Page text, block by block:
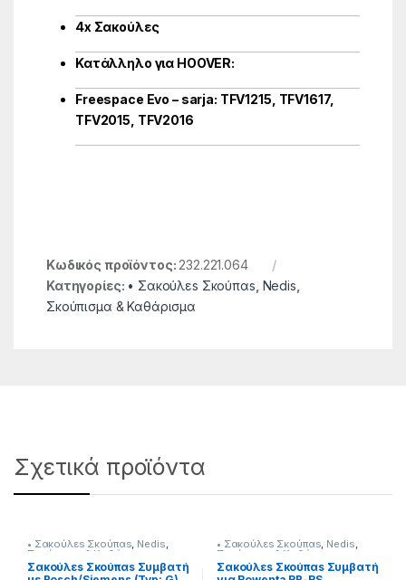
4x Σακούλες
Κατάλληλο για HOOVER:
Freespace Evo – sarja: TFV1215, TFV1617,
TFV2015, TFV2016
Κωδικός προϊόντος: 232.221.064
Κατηγορίες: • Σακούλεs Σκούπαs Nedis
Σκούπισμα & Καθάρισμα
Σχετικά προϊόντα
• Σακούλεs Σκούπαs, Nedis,
Σκούπισμα & Καθάρισμα
Σακούλεs Σκούπαs Συμβατή
• Σακούλεs Σκούπαs, Nedis,
Σκούπισμα & Καθάρισμα
Σακούλεs Σκούπαs Συμβατή